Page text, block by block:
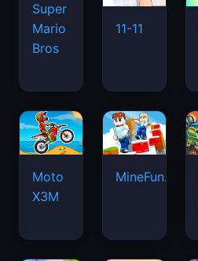
Super
Mario
Bros
11-11
Moto
X3M
MineFun.io